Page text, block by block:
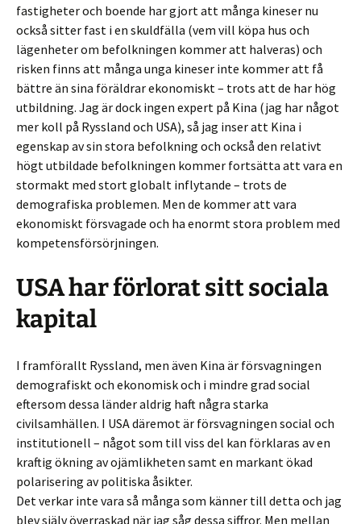
fastigheter och boende har gjort att många kineser nu
också sitter fast i en skuldfälla (vem vill köpa hus och
lägenheter om befolkningen kommer att halveras) och
risken finns att många unga kineser inte kommer att få
bättre än sina föräldrar ekonomiskt – trots att de har hög
utbildning. Jag är dock ingen expert på Kina (jag har något
mer koll på Ryssland och USA), så jag inser att Kina i
egenskap av sin stora befolkning och också den relativt
högt utbildade befolkningen kommer fortsätta att vara en
stormakt med stort globalt inflytande – trots de
demografiska problemen. Men de kommer att vara
ekonomiskt försvagade och ha enormt stora problem med
kompetensförsörjningen.
USA har förlorat sitt sociala
kapital
I framförallt Ryssland, men även Kina är försvagningen
demografiskt och ekonomisk och i mindre grad social
eftersom dessa länder aldrig haft några starka
civilsamhällen. I USA däremot är försvagningen social och
institutionell – något som till viss del kan förklaras av en
kraftig ökning av ojämlikheten samt en markant ökad
polarisering av politiska åsikter.
Det verkar inte vara så många som känner till detta och jag
blev själv överraskad när jag såg dessa siffror. Men mellan